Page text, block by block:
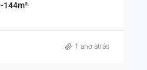
144m²
1 ano atrás